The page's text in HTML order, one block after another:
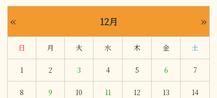
« 12月 »
日 月 火 水 木 金 土
1 2 3 4 5 6 7
8 9 10 11 12 13 14